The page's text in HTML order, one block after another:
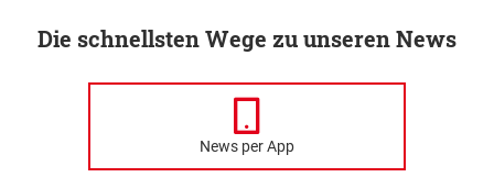
Die schnellsten Wege zu unseren News
News per App